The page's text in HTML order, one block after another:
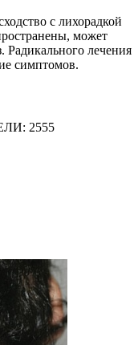
с лихорадкой
может
Радикального лечения
симптомов.
2555